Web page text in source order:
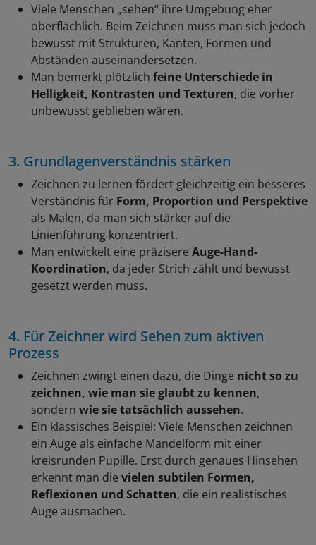
Viele Menschen „sehen“ ihre Umgebung eher
oberflächlich. Beim Zeichnen muss man sich jedoch
bewusst mit Strukturen, Kanten, Formen und
Abständen auseinandersetzen.
Man bemerkt plötzlich feine Unterschiede in
Helligkeit, Kontrasten und Texturen, die vorher
unbewusst geblieben wären.
3. Grundlagenverständnis stärken
Zeichnen zu lernen fördert gleichzeitig ein besseres
Verständnis für Form, Proportion und Perspektive
als Malen, da man sich stärker auf die
Linienführung konzentriert.
Man entwickelt eine präzisere Auge-Hand-
Koordination, da jeder Strich zählt und bewusst
gesetzt werden muss.
4. Für Zeichner wird Sehen zum aktiven
Prozess
Zeichnen zwingt einen dazu, die Dinge nicht so zu
zeichnen, wie man sie glaubt zu kennen,
sondern wie sie tatsächlich aussehen.
Ein klassisches Beispiel: Viele Menschen zeichnen
ein Auge als einfache Mandelform mit einer
kreisrunden Pupille. Erst durch genaues Hinsehen
erkennt man die vielen subtilen Formen,
Reflexionen und Schatten, die ein realistisches
Auge ausmachen.